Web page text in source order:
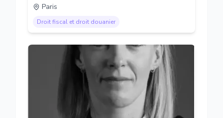
Paris
Droit fiscal et droit douanier